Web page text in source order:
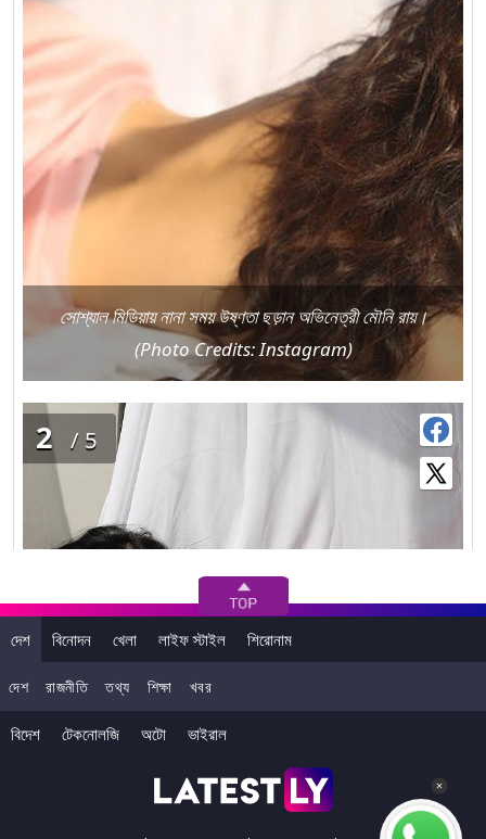
সোশ্যাল মিডিয়ায় নানা সময় উষ্ণতা ছড়ান অভিনেত্রী মৌনি রায়।
(Photo Credits: Instagram)
2 /5
গত বছর অক্ষয় কুমারের সঙ্গে 'গোল্ড' ছবিতে বড় পর্দায় অভিষেক হয় বাঙালী
দেশ বিনোদন খেলা লাইফ স্টাইল শিরোনাম
দেশ রাজনীতি তথ্য শিক্ষা খবর
বিদেশ টেকনোলজি অটো ভাইরাল